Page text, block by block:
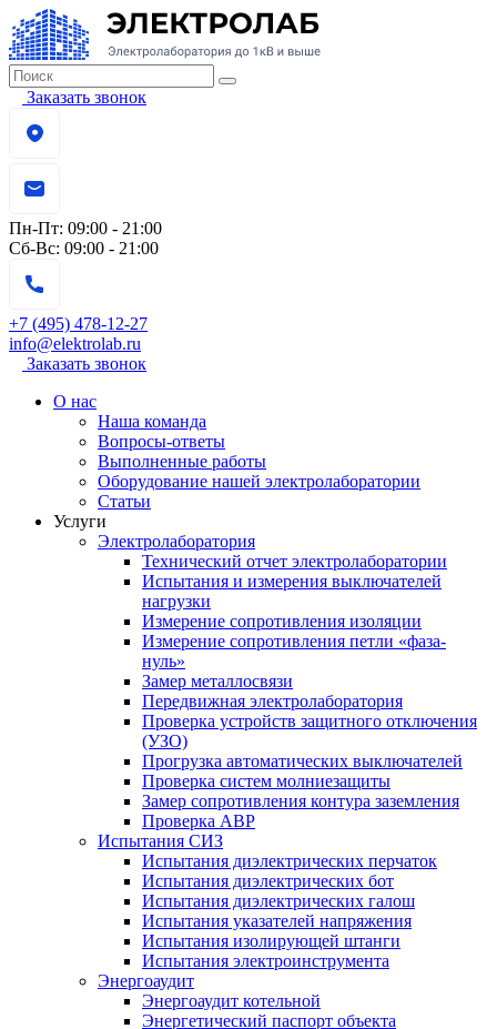
Заказать звонок
Пн-Пт: 09:00 - 21:00
Сб-Вс: 09:00 - 21:00
+7 (495) 478-12-27
info@elektrolab.ru
Заказать звонок
О нас
Наша команда
Вопросы-ответы
Выполненные работы
Оборудование нашей электролаборатории
Статьи
Услуги
Электролаборатория
Технический отчет электролаборатории
Испытания и измерения выключателей
нагрузки
Измерение сопротивления изоляции
Измерение сопротивления петли «фаза-
нуль»
Замер металлосвязи
Передвижная электролаборатория
Проверка устройств защитного отключения
(УЗО)
Прогрузка автоматических выключателей
Проверка систем молниезащиты
Замер сопротивления контура заземления
Проверка АВР
Испытания СИЗ
Испытания диэлектрических перчаток
Испытания диэлектрических бот
Испытания диэлектрических галош
Испытания указателей напряжения
Испытания изолирующей штанги
Испытания электроинструмента
Энергоаудит
Энергоаудит котельной
Энергетический паспорт объекта